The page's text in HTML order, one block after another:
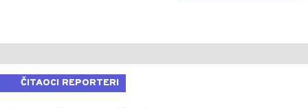
ČITAOCI REPORTERI